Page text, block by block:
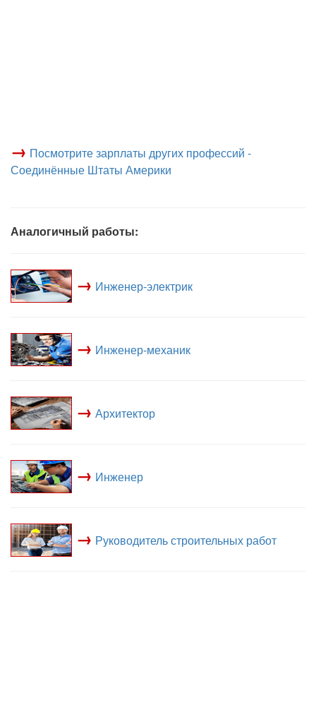
→ Посмотрите зарплаты других профессий -
Соединённые Штаты Америки
Аналогичный работы:
→ Инженер-электрик
→ Инженер-механик
→ Архитектор
→ Инженер
→ Руководитель строительных работ